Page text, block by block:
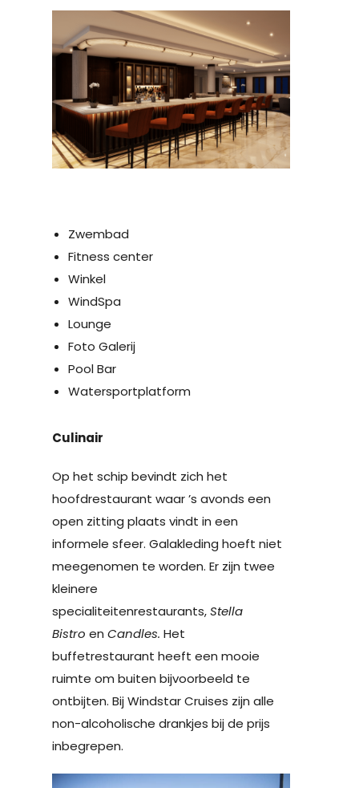
Zwembad
Fitness center
Winkel
WindSpa
Lounge
Foto Galerij
Pool Bar
Watersportplatform
Culinair
Op het schip bevindt zich het
hoofdrestaurant waar ’s avonds een
open zitting plaats vindt in een
informele sfeer. Galakleding hoeft niet
meegenomen te worden. Er zijn twee
kleinere
specialiteitenrestaurants,Stella
Bistro en Candles. Het
buffetrestaurant heeft een mooie
ruimte om buiten bijvoorbeeld te
ontbijten. Bij Windstar Cruises zijn alle
non-alcoholische drankjes bij de prijs
inbegrepen.